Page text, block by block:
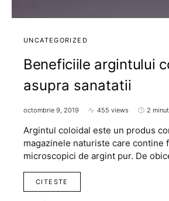
UNCATEGORIZED
Beneficiile argintului
asupra sanatatii
octombrie 9, 2019 455 views 2
Argintul coloidal este un produs
magazinele naturiste care contine
microscopici de argint pur. De
CITESTE